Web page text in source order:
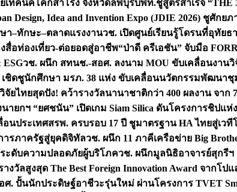
เทคนิคโคกสำโรง จังหวัดลพบุรีบพท.ชูสูตรสำเร็จ “THE
Design, Idea and Invention Expo (JDIE 2026) ชูศั
า–ทักษะ–ตลาดแรงงานวช. เปิดศูนย์เรียนรู้โดรนที่อุทัย
สื่อท่องเที่ยว-ต่อยอดสู่อาชีพ“ป่าดี ครีเอชัน” จับมือ
วช. ผนึก สทนช.-สอศ. ลงนาม MOU ขับเคลื่อนงาน
ชิดชูนักศึกษา มรภ. 38 แห่ง ขับเคลื่อนนวัตกรรมพัฒนา
จัยไทยสุดปัง! คว้ารางวัลนานาชาติกว่า 400 ผลงาน จาก
นายกฯ “ยศชนัน” เปิดเกม Siam Silica ดันโครงการชิปแห่
อนประเทศสรพ. ครบรอบ 17 ปี ชูมาตรฐาน HA ไทยสู่เว
ารภาครัฐสู่ยุคดิจิทัลวช. ผนึก 11 ภาคีเครือข่าย Big
ะดับความปลอดภัยผู้บริโภควช. ผนึกมูลนิธิอาจารย์สุกรีฯ
วัลสูงสุด The Best Foreign Innovation Award จากโป
ศ. ปั้นนักประดิษฐ์อาชีวะรุ่นใหม่ ผ่านโครงการ TVET